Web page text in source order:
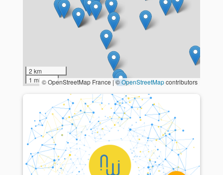
2 km
1 mi © OpenStreetMap France | ©OpenStreetMapcontributors